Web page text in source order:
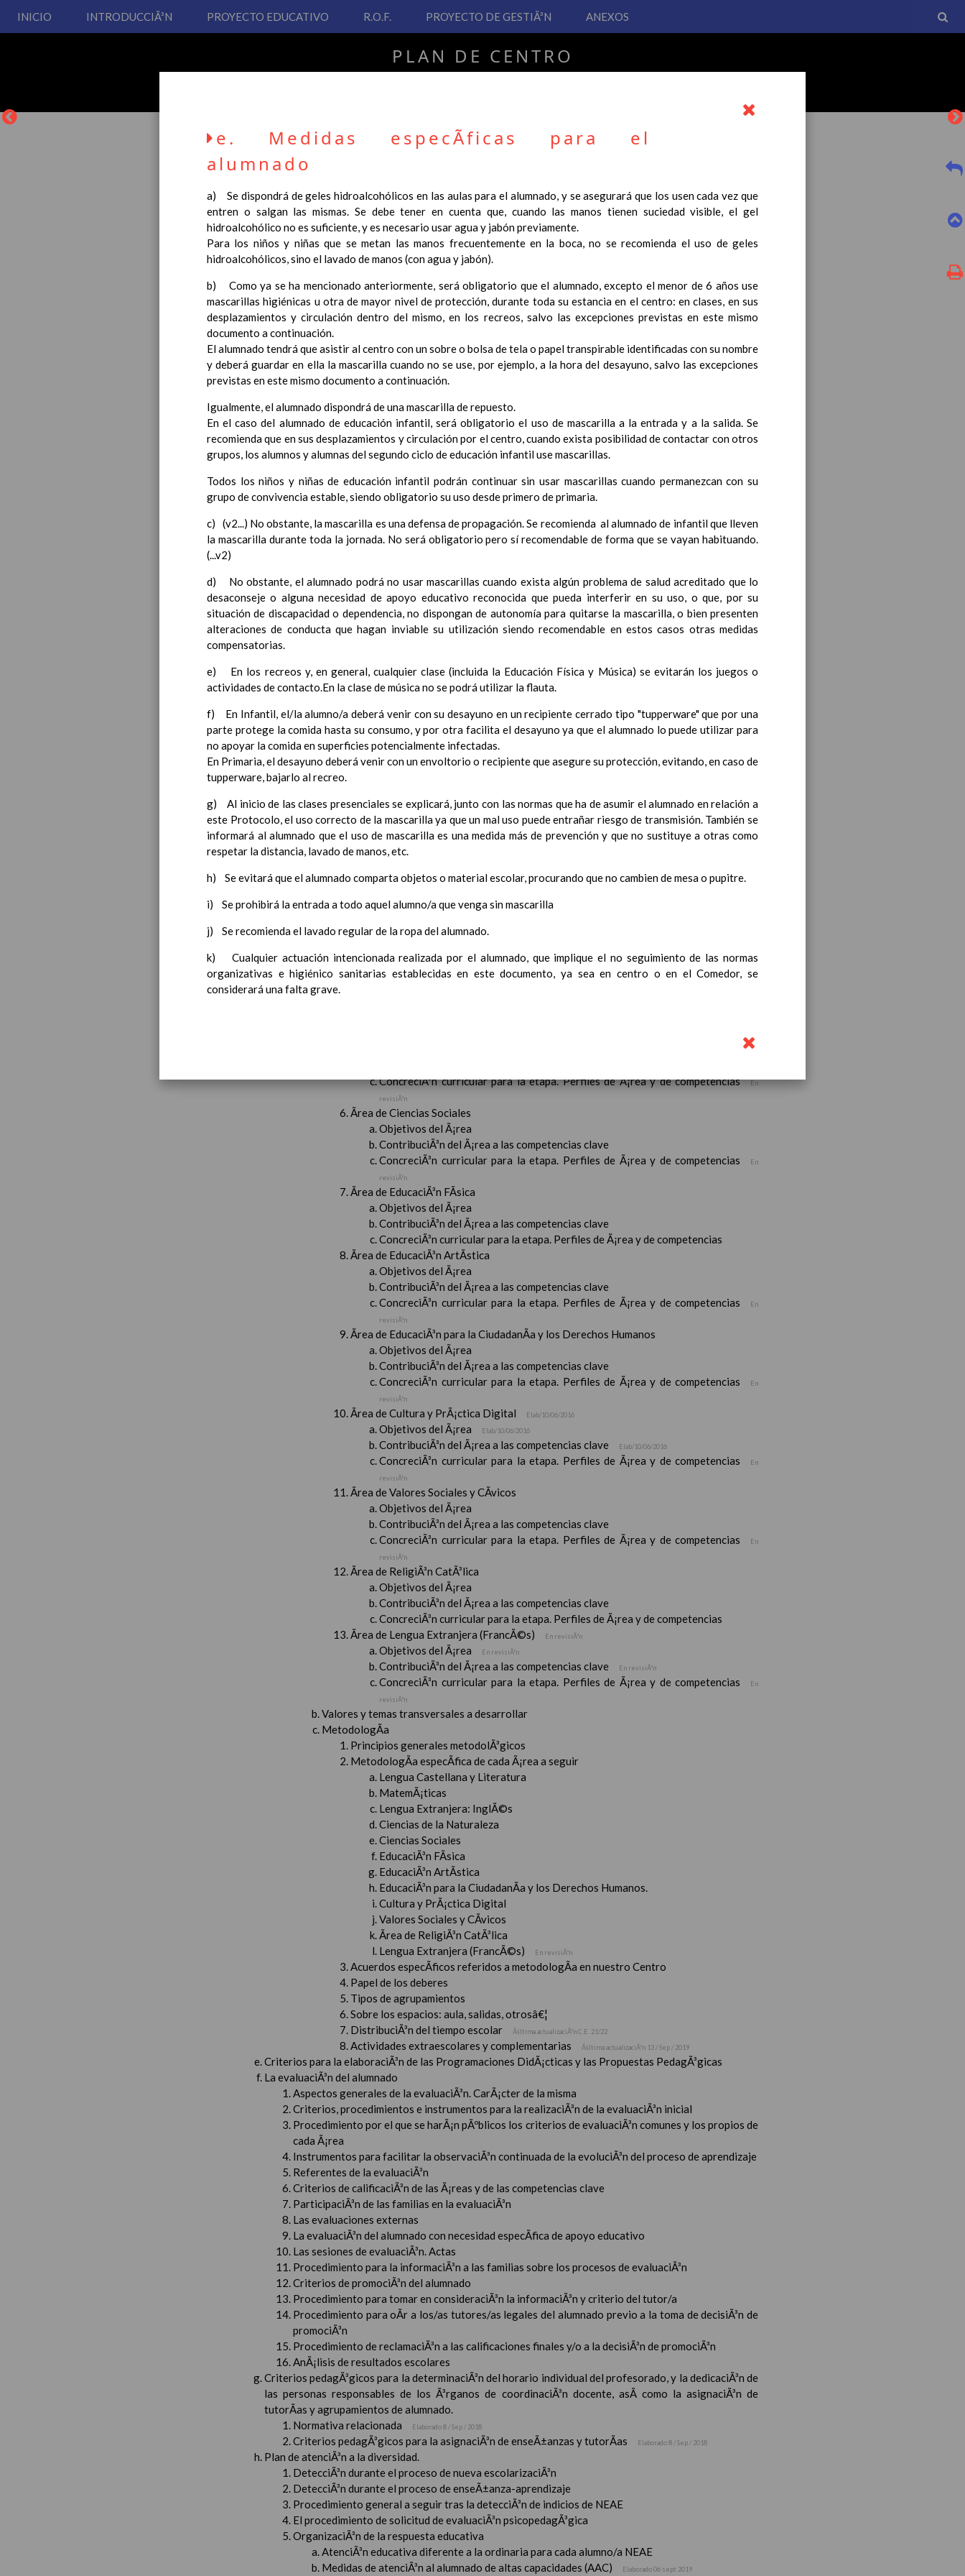
INICIO INTRODUCCIÃ³N PROYECTO EDUCATIVO R.O.F. PROYECTO DE GESTIÃ³N ANEXOS
PLAN DE CENTRO
La entrada en vigor del Real Decreto 126/2014, de 28 de febrero, por el que se establece el currículo básico de la
Educación Primaria, se ha hecho necesario la revisión y adecuación de nuestro Plan de Centro a esta normativa, el
cual usted podrá consultar desde este sitio web.
Contenido
IntroducciÃ³n
AnÃ¡lisis del Contexto
Proyecto Educativo
Marco Normativo
Objetivos propios para la mejora del rendimiento escolar
LÃ­neas generales de actuaciÃ³n pedagÃ³gica
CoordinaciÃ³n y concreciÃ³n de los contenidos curriculares, asÃ­ como el tratamiento transversal en las
Ã¡reas de la educaciÃ³n en valores y otras enseÃ±anzas
EducaciÃ³n Infantil (Segundo Ciclo)
Objetivos generales 15 noviembre 2019
Ãreas Curriculares
curriculares.
Competencias bÃ¡sicas
15 noviembre 2019
noviembre 2019
EvaluaciÃ³n 15 noviembre 2019
InterrelaciÃ³n familiar-centro educativo
AtenciÃ³n a la diversidad
15 noviembre 2019
Proyecto curricular de ReligiÃ³n CatÃ³lica en Segundo Ciclo de Infantil
Ãrea III: Lenguajes: comunicaciÃ³n y representaciÃ³n 15 noviembre 2019
Ãrea II: Conocimiento del medio 15 noviembre 2019
MetodologÃ­a 15 noviembre 2019
Recursos 15 noviembre 2019
EducaciÃ³n Primaria
CoordinaciÃ³n y concreciÃ³n curricular
Objetivos del Ã¡rea
ContribuciÃ³n del Ã¡rea a las competencias clave
ConcreciÃ³n curricular para la etapa. Perfiles de Ã¡rea y de competencias
Ãrea de MatemÃ¡ticas
ContribuciÃ³n del Ã¡rea a las competencias clave
Ãrea de Lengua Extranjera (inglÃ©s)
Objetivos del Ã¡rea
ConcreciÃ³n curricular para la etapa. Perfiles de Ã¡rea y de competencias
En
revisiÃ³n
Ãrea de Ciencias Sociales
Objetivos del Ã¡rea
ContribuciÃ³n del Ã¡rea a las competencias clave
ConcreciÃ³n curricular para la etapa. Perfiles de Ã¡rea y de competencias
En
revisiÃ³n
Ãrea de EducaciÃ³n FÃ­sica
Objetivos del Ã¡rea
ContribuciÃ³n del Ã¡rea a las competencias clave
ConcreciÃ³n curricular para la etapa. Perfiles de Ã¡rea y de competencias
Ãrea de EducaciÃ³n ArtÃ­stica
Objetivos del Ã¡rea
ContribuciÃ³n del Ã¡rea a las competencias clave
ConcreciÃ³n curricular para la etapa. Perfiles de Ã¡rea y de competencias
En
revisiÃ³n
Ãrea de EducaciÃ³n para la CiudadanÃ­a y los Derechos Humanos
Objetivos del Ã¡rea
ContribuciÃ³n del Ã¡rea a las competencias clave
ConcreciÃ³n curricular para la etapa. Perfiles de Ã¡rea y de competencias
En
revisiÃ³n
Ãrea de Cultura y PrÃ¡ctica Digital Elab/10/06/2016
Objetivos del Ã¡rea Elab/10/06/2016
ContribuciÃ³n del Ã¡rea a las competencias clave Elab/10/06/2016
ConcreciÃ³n curricular para la etapa. Perfiles de Ã¡rea y de competencias
En
revisiÃ³n
Ãrea de Valores Sociales y CÃ­vicos
Objetivos del Ã¡rea
ContribuciÃ³n del Ã¡rea a las competencias clave
ConcreciÃ³n curricular para la etapa. Perfiles de Ã¡rea y de competencias
En
revisiÃ³n
Ãrea de ReligiÃ³n CatÃ³lica
Objetivos del Ã¡rea
ContribuciÃ³n del Ã¡rea a las competencias clave
ConcreciÃ³n curricular para la etapa. Perfiles de Ã¡rea y de competencias
Ãrea de Lengua Extranjera (FrancÃ©s)
En revisiÃ³n
Objetivos del Ã¡rea En revisiÃ³n
ContribuciÃ³n del Ã¡rea a las competencias clave En revisiÃ³n
ConcreciÃ³n curricular para la etapa. Perfiles de Ã¡rea y de competencias
En
revisiÃ³n
Valores y temas transversales a desarrollar
MetodologÃ­a
Principios generales metodolÃ³gicos
MetodologÃ­a especÃ­fica de cada Ã¡rea a seguir
Lengua Castellana y Literatura
MatemÃ¡ticas
Lengua Extranjera: InglÃ©s
Ciencias de la Naturaleza
Ciencias Sociales
EducaciÃ³n FÃ­sica
EducaciÃ³n ArtÃ­stica
EducaciÃ³n para la CiudadanÃ­a y los Derechos Humanos.
Cultura y PrÃ¡ctica Digital
Valores Sociales y CÃ­vicos
Ãrea de ReligiÃ³n CatÃ³lica
Lengua Extranjera (FrancÃ©s)
En revisiÃ³n
Acuerdos especÃ­ficos referidos a metodologÃ­a en nuestro Centro
Papel de los deberes
Tipos de agrupamientos
Sobre los espacios: aula, salidas, otrosâ€¦
DistribuciÃ³n del tiempo escolar
Ãšltima actualizaciÃ³n C.E. 21/22
Actividades extraescolares y complementarias Ãšltima actualizaciÃ³n 13 / Sep / 2019
Criterios para la elaboraciÃ³n de las Programaciones DidÃ¡cticas y las Propuestas PedagÃ³gicas
La evaluaciÃ³n del alumnado
Aspectos generales de la evaluaciÃ³n. CarÃ¡cter de la misma
Criterios, procedimientos e instrumentos para la realizaciÃ³n de la evaluaciÃ³n inicial
Procedimiento por el que se harÃ¡n pÃºblicos los criterios de evaluaciÃ³n comunes y los propios de
cada Ã¡rea
Instrumentos para facilitar la observaciÃ³n continuada de la evoluciÃ³n del proceso de aprendizaje
Referentes de la evaluaciÃ³n
Criterios de calificaciÃ³n de las Ã¡reas y de las competencias clave
ParticipaciÃ³n de las familias en la evaluaciÃ³n
Las evaluaciones externas
La evaluaciÃ³n del alumnado con necesidad especÃ­fica de apoyo educativo
Las sesiones de evaluaciÃ³n. Actas
Procedimiento para la informaciÃ³n a las familias sobre los procesos de evaluaciÃ³n
Criterios de promociÃ³n del alumnado
Procedimiento para tomar en consideraciÃ³n la informaciÃ³n y criterio del tutor/a
Procedimiento para oÃ­r a los/as tutores/as legales del alumnado previo a la toma de decisiÃ³n de
promociÃ³n
Procedimiento de reclamaciÃ³n a las calificaciones finales y/o a la decisiÃ³n de promociÃ³n
AnÃ¡lisis de resultados escolares
Criterios pedagÃ³gicos para la determinaciÃ³n del horario individual del profesorado, y la dedicaciÃ³n de
las personas responsables de los Ã³rganos de coordinaciÃ³n docente, asÃ­ como la asignaciÃ³n de
tutorÃ­as y agrupamientos de alumnado.
Normativa relacionada
Elaborado 8 / Sep / 2018
Criterios pedagÃ³gicos para la asignaciÃ³n de enseÃ±anzas y tutorÃ­as Elaborado 8 / Sep / 2018
Plan de atenciÃ³n a la diversidad.
DetecciÃ³n durante el proceso de nueva escolarizaciÃ³n
DetecciÃ³n durante el proceso de enseÃ±anza-aprendizaje
Procedimiento general a seguir tras la detecciÃ³n de indicios de NEAE
El procedimiento de solicitud de evaluaciÃ³n psicopedagÃ³gica
OrganizaciÃ³n de la respuesta educativa
AtenciÃ³n educativa diferente a la ordinaria para cada alumno/a NEAE
Medidas de atenciÃ³n al alumnado de altas capacidades (AAC)
Elaborado 06 sept 2019
e. Medidas especÃ­ficas para el
alumnado
a) Se dispondrá de geles hidroalcohólicos en las aulas para el alumnado, y se asegurará que los usen cada vez que
entren o salgan las mismas. Se debe tener en cuenta que, cuando las manos tienen suciedad visible, el gel
hidroalcohólico no es suficiente, y es necesario usar agua y jabón previamente.
Para los niños y niñas que se metan las manos frecuentemente en la boca, no se recomienda el uso de geles
hidroalcohólicos, sino el lavado de manos (con agua y jabón).
b) Como ya se ha mencionado anteriormente, será obligatorio que el alumnado, excepto el menor de 6 años use
mascarillas higiénicas u otra de mayor nivel de protección, durante toda su estancia en el centro: en clases, en sus
desplazamientos y circulación dentro del mismo, en los recreos, salvo las excepciones previstas en este mismo
documento a continuación.
El alumnado tendrá que asistir al centro con un sobre o bolsa de tela o papel transpirable identificadas con su nombre
y deberá guardar en ella la mascarilla cuando no se use, por ejemplo, a la hora del desayuno, salvo las excepciones
previstas en este mismo documento a continuación.
Igualmente, el alumnado dispondrá de una mascarilla de repuesto.
En el caso del alumnado de educación infantil, será obligatorio el uso de mascarilla a la entrada y a la salida. Se
recomienda que en sus desplazamientos y circulación por el centro, cuando exista posibilidad de contactar con otros
grupos, los alumnos y alumnas del segundo ciclo de educación infantil use mascarillas.
Todos los niños y niñas de educación infantil podrán continuar sin usar mascarillas cuando permanezcan con su
grupo de convivencia estable, siendo obligatorio su uso desde primero de primaria.
c) (v2...) No obstante, la mascarilla es una defensa de propagación. Se recomienda al alumnado de infantil que lleven
la mascarilla durante toda la jornada. No será obligatorio pero sí recomendable de forma que se vayan habituando.
(...v2)
d) No obstante, el alumnado podrá no usar mascarillas cuando exista algún problema de salud acreditado que lo
desaconseje o alguna necesidad de apoyo educativo reconocida que pueda interferir en su uso, o que, por su
situación de discapacidad o dependencia, no dispongan de autonomía para quitarse la mascarilla, o bien presenten
alteraciones de conducta que hagan inviable su utilización siendo recomendable en estos casos otras medidas
compensatorias.
e) En los recreos y, en general, cualquier clase (incluida la Educación Física y Música) se evitarán los juegos o
actividades de contacto.En la clase de música no se podrá utilizar la flauta.
f) En Infantil, el/la alumno/a deberá venir con su desayuno en un recipiente cerrado tipo "tupperware" que por una
parte protege la comida hasta su consumo, y por otra facilita el desayuno ya que el alumnado lo puede utilizar para
no apoyar la comida en superficies potencialmente infectadas.
En Primaria, el desayuno deberá venir con un envoltorio o recipiente que asegure su protección, evitando, en caso de
tupperware, bajarlo al recreo.
g) Al inicio de las clases presenciales se explicará, junto con las normas que ha de asumir el alumnado en relación a
este Protocolo, el uso correcto de la mascarilla ya que un mal uso puede entrañar riesgo de transmisión. También se
informará al alumnado que el uso de mascarilla es una medida más de prevención y que no sustituye a otras como
respetar la distancia, lavado de manos, etc.
h) Se evitará que el alumnado comparta objetos o material escolar, procurando que no cambien de mesa o pupitre.
i) Se prohibirá la entrada a todo aquel alumno/a que venga sin mascarilla
j) Se recomienda el lavado regular de la ropa del alumnado.
k) Cualquier actuación intencionada realizada por el alumnado, que implique el no seguimiento de las normas
organizativas e higiénico sanitarias establecidas en este documento, ya sea en centro o en el Comedor, se
considerará una falta grave.